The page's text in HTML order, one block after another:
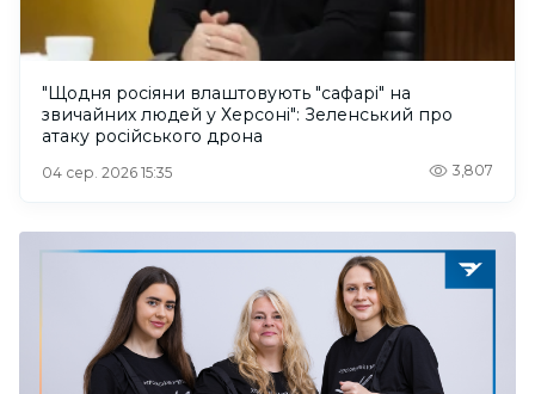
"Щодня росіяни влаштовують "сафарі" на
звичайних людей у Херсоні": Зеленський про
атаку російського дрона
04 сер. 2026 15:35 3,807